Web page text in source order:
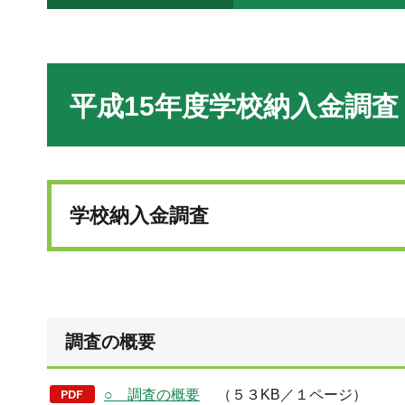
平成15年度学校納入金調査
学校納入金調査
調査の概要
○ 調査の概要 （５３KB／１ページ）